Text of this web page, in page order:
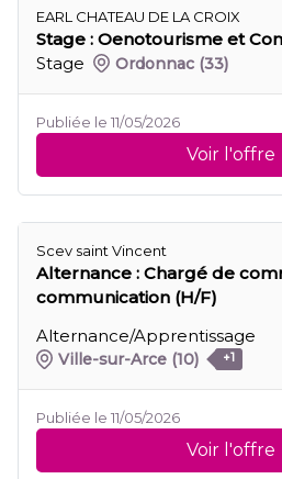
EARL CHATEAU DE LA CROIX
Stage : Oenotourisme et
Stage
Ordonnac (33)
Publiée le 11/05/2026
Voir l'offre
Scev saint Vincent
Alternance : Chargé de
communication (H/F)
Alternance/Apprentissage
Ville-sur-Arce (10) +1
Publiée le 11/05/2026
Voir l'offre